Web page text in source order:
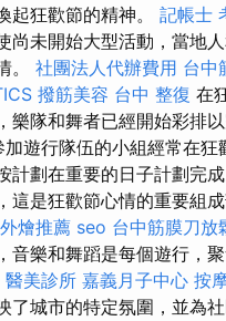
起狂歡節的精神。 記帳士
尚未開始大型活動，當地
。 社團法人代辦費用 台中
撥筋美容 台中 整復 在
樂隊和舞者已經開始彩排
加遊行隊伍的小組經常在狂
計劃在重要的日子計劃完
這是狂歡節心情的重要組成
燴推薦 seo 台中筋膜刀放
音樂和舞蹈是每個遊行，
醫美診所 嘉義月子中心 按
了城市的特定氛圍，並為